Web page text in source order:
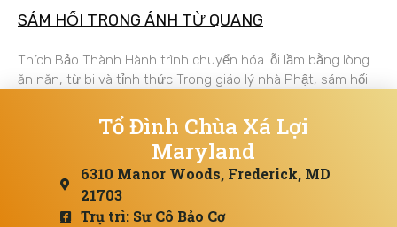
SÁM HỐI TRONG ÁNH TỪ QUANG
Thích Bảo Thành Hành trình chuyển hóa lỗi lầm bằng lòng
ăn năn, từ bi và tỉnh thức Trong giáo lý nhà Phật, sám hối
Tổ Đình Chùa Xá Lợi
Maryland
6310 Manor Woods, Frederick, MD
21703
Trụ trì: Sư Cô Bảo Cơ